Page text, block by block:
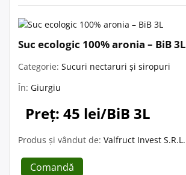
Suc ecologic 100% aronia – BiB 3L
Categorie: Sucuri nectaruri și siropuri
În: Giurgiu
Preț: 45 lei/BiB 3L
Produs și vândut de: Valfruct Invest S.R.L.
Comandă